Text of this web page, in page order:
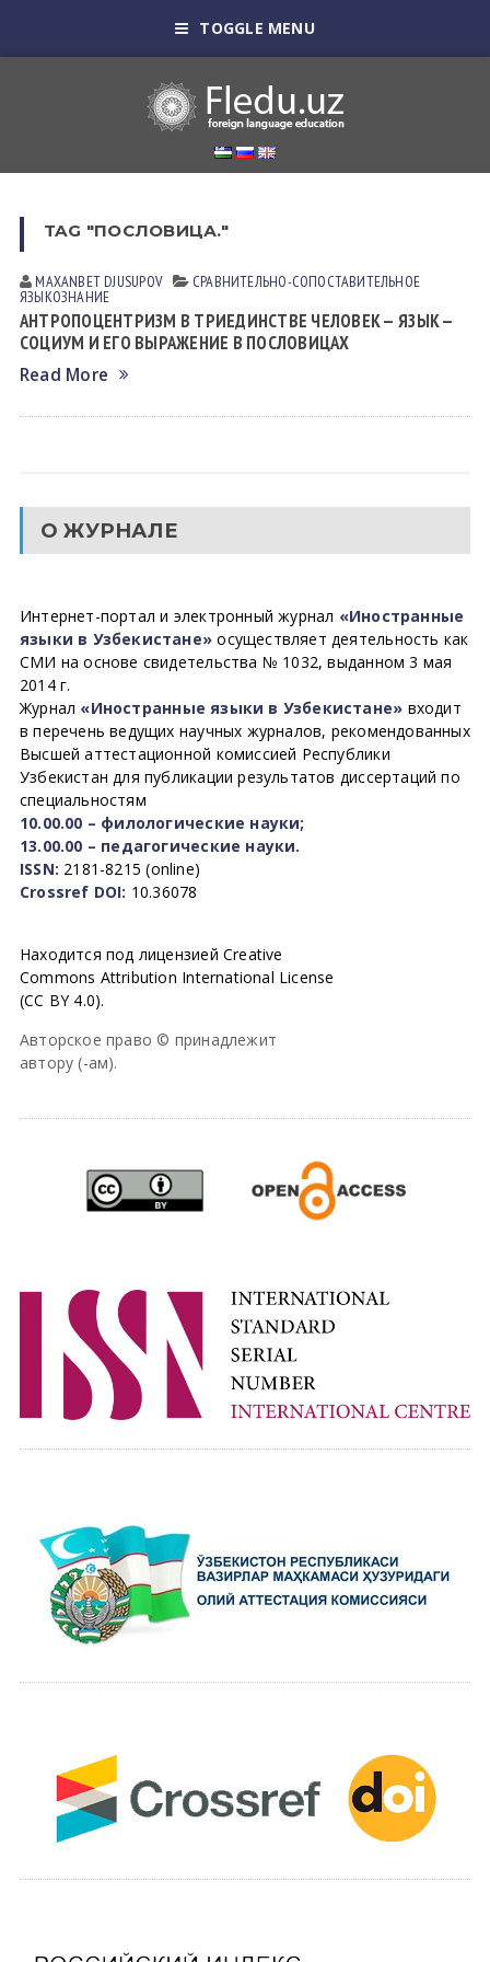
TOGGLE MENU
TAG "ПОСЛОВИЦА."
MAXANBET DJUSUPOV СРАВНИТЕЛЬНО-СОПОСТАВИТЕЛЬНОЕ
ЯЗЫКОЗНАНИЕ
АНТРОПОЦЕНТРИЗМ В ТРИЕДИНСТВЕ ЧЕЛОВЕК — ЯЗЫК —
СОЦИУМ И ЕГО ВЫРАЖЕНИЕ В ПОСЛОВИЦАХ
Read More
О ЖУРНАЛЕ
Интернет-портал и электронный журнал «Иностранные
языки в Узбекистане» осуществляет деятельность как
СМИ на основе свидетельства № 1032, выданном 3 мая
2014 г.
Журнал «Иностранные языки в Узбекистане» входит
в перечень ведущих научных журналов, рекомендованных
Высшей аттестационной комиссией Республики
Узбекистан для публикации результатов диссертаций по
специальностям
10.00.00 – филологические науки;
13.00.00 – педагогические науки.
ISSN: 2181-8215 (online)
Crossref DOI: 10.36078
Находится под лицензией Creative
Commons Attribution International License
(CC BY 4.0).
Авторское право © принадлежит
автору (-ам).